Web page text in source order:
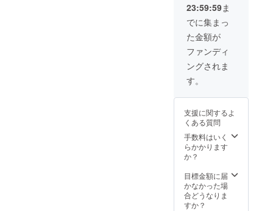
＆イエロー】
CASE GROUND
オリジナルB2ポ
スターをお送り
します。 ※お届
けは2012年12月
を予定していま
す。
23:59:59ま
でに集まっ
た金額が
ファンディ
ングされま
す。
支援に関するよ
くある質問
手数料はいく
らかかります
か？
目標金額に届
かなかった場
合どうなりま
すか？